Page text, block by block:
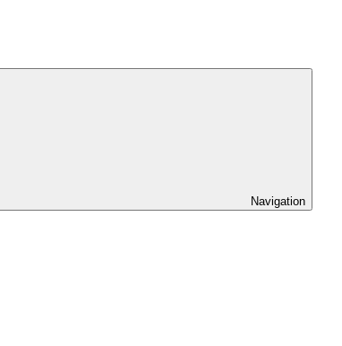
Navigation